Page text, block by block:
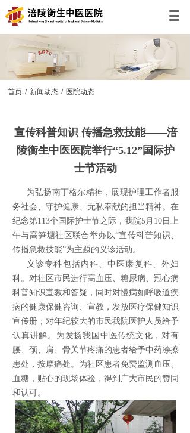
首页 / 新闻动态 / 医院动态
宣传科普知识 传播急救技能——涪
陵衡生中医医院举行“5.12”国际护
士节活动
为弘扬南丁格尔精神，展现护理工作者服
务社会、守护健康、无私奉献的担当精神。在
纪念第113个国际护士节之际，我院5月10日上
午与高笋塘社区联合举办以“宣传科普知识、
传播急救技能”为主题的义诊活动。
义诊专科包括内科、中医康复科、外妇
科。对社区市民进行高血压、糖尿病、冠心病
科普知识宣教和答疑，同时对慢病如呼吸道疾
病的健康保健咨询、宣教，发放医疗保健知识
宣传册；对年纪较大的市民我院医护人员给予
认真讲解。为发扬我国中医传统文化，对有
腰、颈、肩、骨关节疼痛的患者给予中药凃擦
患处，按摩痛处。为社区患者免费监测血压、
血糖，贴心的现场体验，得到广大市民的赞同
和认可。